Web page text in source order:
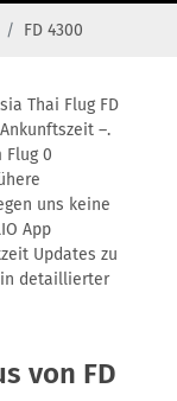
FD 4300
Thai Flug FD
–.
Flug 0
uns keine
App
Updates zu
detaillierter
von FD